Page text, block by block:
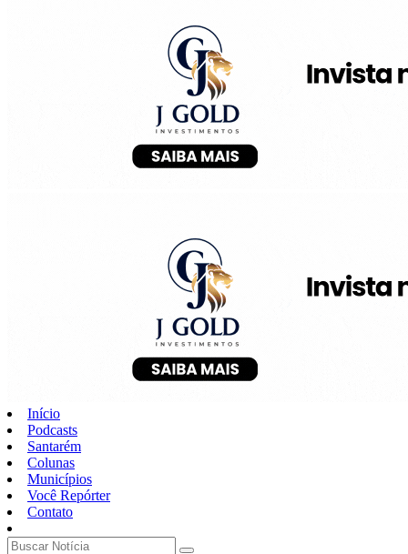
Início
Podcasts
Santarém
Colunas
Municípios
Você Repórter
Contato